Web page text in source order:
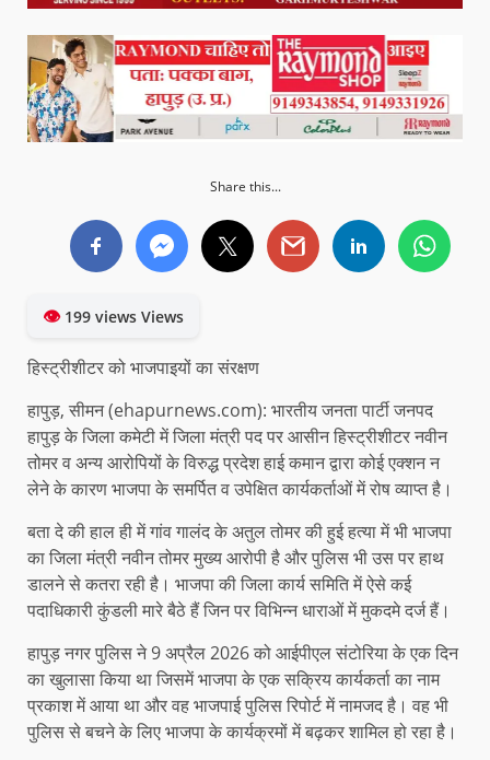
Share this...
👁199 views Views
हिस्ट्रीशीटर को भाजपाइयों का संरक्षण
हापुड़, सीमन (ehapurnews.com): भारतीय जनता पार्टी जनपद
हापुड़ के जिला कमेटी में जिला मंत्री पद पर आसीन हिस्ट्रीशीटर नवीन
तोमर व अन्य आरोपियों के विरुद्ध प्रदेश हाई कमान द्वारा कोई एक्शन न
लेने के कारण भाजपा के समर्पित व उपेक्षित कार्यकर्ताओं में रोष व्याप्त है।
बता दे की हाल ही में गांव गालंद के अतुल तोमर की हुई हत्या में भी भाजपा
का जिला मंत्री नवीन तोमर मुख्य आरोपी है और पुलिस भी उस पर हाथ
डालने से कतरा रही है। भाजपा की जिला कार्य समिति में ऐसे कई
पदाधिकारी कुंडली मारे बैठे हैं जिन पर विभिन्न धाराओं में मुकदमे दर्ज हैं।
हापुड़ नगर पुलिस ने 9 अप्रैल 2026 को आईपीएल संटोरिया के एक दिन
का खुलासा किया था जिसमें भाजपा के एक सक्रिय कार्यकर्ता का नाम
प्रकाश में आया था और वह भाजपाई पुलिस रिपोर्ट में नामजद है। वह भी
पुलिस से बचने के लिए भाजपा के कार्यक्रमों में बढ़कर शामिल हो रहा है।